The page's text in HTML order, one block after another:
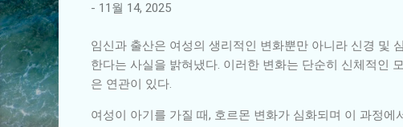
- 11월 14, 2025
임신과 출산은 여성의 생리적인 변화뿐만 아니라 신경 및
한다는 사실을 밝혀냈다. 이러한 변화는 단순히 신체적인
은 연관이 있다.
여성이 아기를 가질 때, 호르몬 변화가 심화되며 이 과정